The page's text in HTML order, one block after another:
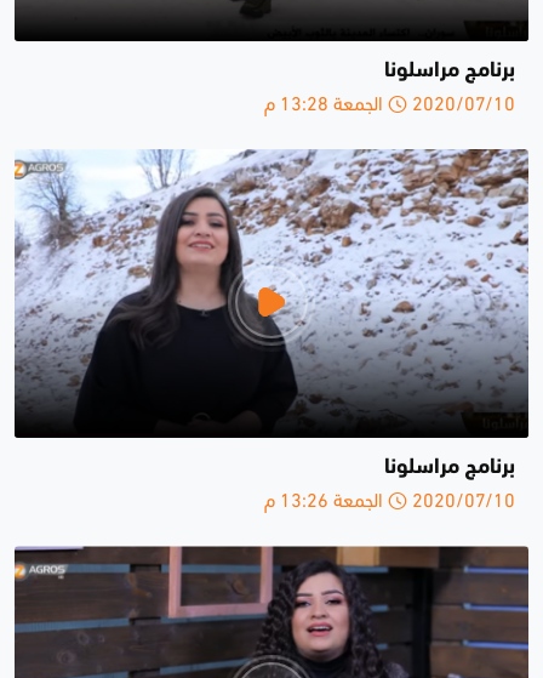
برنامج مراسلونا
2020/07/10 الجمعة 13:28 م
برنامج مراسلونا
2020/07/10 الجمعة 13:26 م